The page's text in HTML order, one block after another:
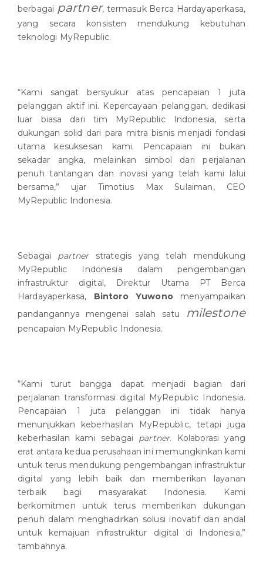
berbagai partner, termasuk Berca Hardayaperkasa,
yang secara konsisten mendukung kebutuhan
teknologi MyRepublic.
“Kami sangat bersyukur atas pencapaian 1 juta
pelanggan aktif ini. Kepercayaan pelanggan, dedikasi
luar biasa dari tim MyRepublic Indonesia, serta
dukungan solid dari para mitra bisnis menjadi fondasi
utama kesuksesan kami. Pencapaian ini bukan
sekadar angka, melainkan simbol dari perjalanan
penuh tantangan dan inovasi yang telah kami lalui
bersama,” ujar Timotius Max Sulaiman, CEO
MyRepublic Indonesia.
Sebagai partnerstrategis yang telah mendukung
MyRepublic Indonesia dalam pengembangan
infrastruktur digital, Direktur Utama PT Berca
Hardayaperkasa, Bintoro Yuwonomenyampaikan
pandangannya mengenai salah satu
milestone
pencapaian MyRepublic Indonesia.
“Kami turut bangga dapat menjadi bagian dari
perjalanan transformasi digital MyRepublic Indonesia.
Pencapaian 1 juta pelanggan ini tidak hanya
menunjukkan keberhasilan MyRepublic, tetapi juga
keberhasilan kami sebagai partner. Kolaborasi yang
erat antara kedua perusahaan ini memungkinkan kami
untuk terus mendukung pengembangan infrastruktur
digital yang lebih baik dan memberikan layanan
terbaik bagi masyarakat Indonesia. Kami
berkomitmen untuk terus memberikan dukungan
penuh dalam menghadirkan solusi inovatif dan andal
untuk kemajuan infrastruktur digital di Indonesia,”
tambahnya.